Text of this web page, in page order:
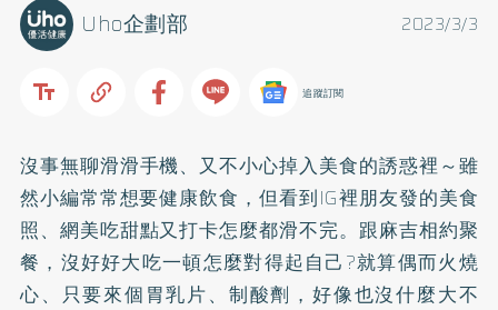
2023/3/3
Uho企劃部
追蹤訂閱
沒事無聊滑滑手機、又不小心掉入美食的誘惑裡～雖
然小編常常想要健康飲食，但看到IG裡朋友發的美食
照、網美吃甜點又打卡怎麼都滑不完。跟麻吉相約聚
餐，沒好好大吃一頓怎麼對得起自己?就算偶而火燒
心、只要來個胃乳片、制酸劑，好像也沒什麼大不